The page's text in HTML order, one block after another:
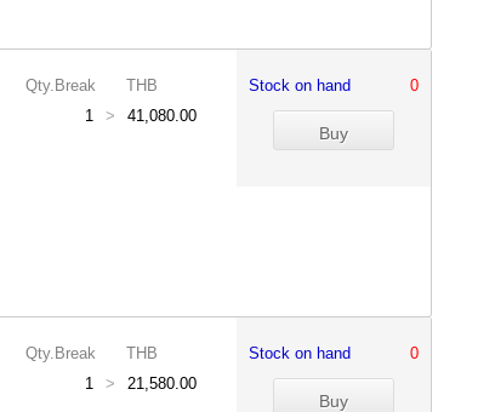
Qty.Break
THB
1
> 41,080.00
Stock on hand 0
Qty.Break
THB
1
> 21,580.00
Stock on hand 0